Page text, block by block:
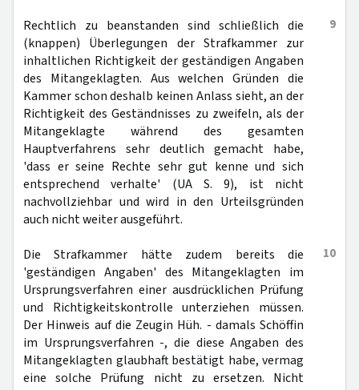
9
Rechtlich zu beanstanden sind schließlich die
(knappen) Überlegungen der Strafkammer zur
inhaltlichen Richtigkeit der geständigen Angaben
des Mitangeklagten. Aus welchen Gründen die
Kammer schon deshalb keinen Anlass sieht, an der
Richtigkeit des Geständnisses zu zweifeln, als der
Mitangeklagte während des gesamten
Hauptverfahrens sehr deutlich gemacht habe,
'dass er seine Rechte sehr gut kenne und sich
entsprechend verhalte' (UA S. 9), ist nicht
nachvollziehbar und wird in den Urteilsgründen
auch nicht weiter ausgeführt.
10
Die Strafkammer hätte zudem bereits die
'geständigen Angaben' des Mitangeklagten im
Ursprungsverfahren einer ausdrücklichen Prüfung
und Richtigkeitskontrolle unterziehen müssen.
Der Hinweis auf die Zeugin Hüh. - damals Schöffin
im Ursprungsverfahren -, die diese Angaben des
Mitangeklagten glaubhaft bestätigt habe, vermag
eine solche Prüfung nicht zu ersetzen. Nicht